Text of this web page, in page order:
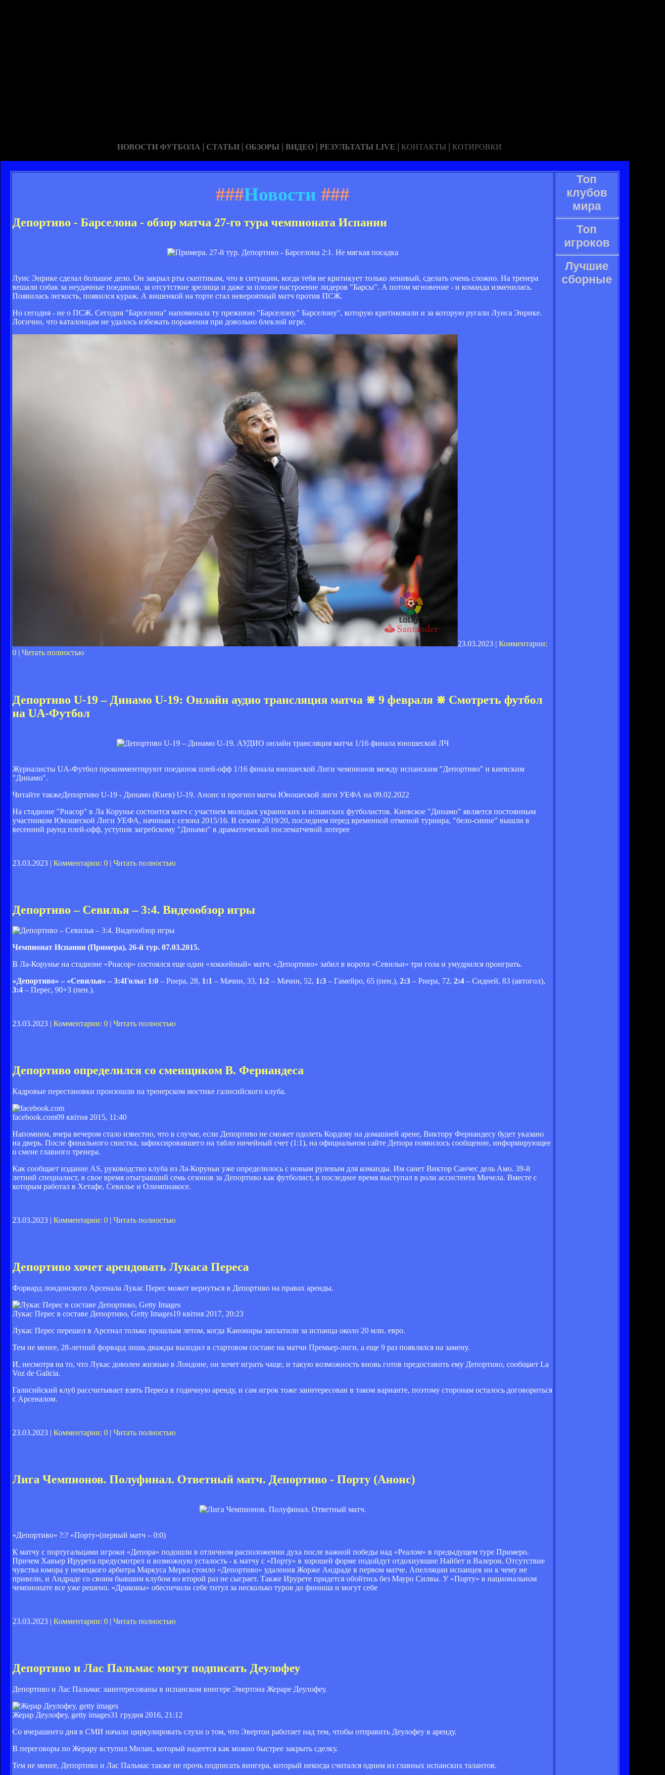
НОВОСТИ ФУТБОЛА | СТАТЬИ | ОБЗОРЫ | ВИДЕО | РЕЗУЛЬТАТЫ LIVE | КОНТАКТЫ | КОТИРОВКИ
###Новости ###
Депортиво - Барселона - обзор матча 27-го тура чемпионата Испании
Луис Энрике сделал большое дело. Он закрыл рты скептикам, что в ситуации, когда тебя не критикует только ленивый, сделать очень сложно. На тренера
вешали собак за неудачные поединки, за отсутствие зрелища и даже за плохое настроение лидеров "Барсы". А потом мгновение - и команда изменилась.
Появилась легкость, появился кураж. А вишенкой на торте стал невероятный матч против ПСЖ.
Но сегодня - не о ПСЖ. Сегодня "Барселона" напоминала ту прежнюю "Барселону." Барселону", которую критиковали и за которую ругали Луиса Энрике.
Логично, что каталонцам не удалось избежать поражения при довольно блеклой игре.
23.03.2023 | Комментарии:
0 | Читать полностью
Депортиво U-19 – Динамо U-19: Онлайн аудио трансляция матча ⋇ 9 февраля ⋇ Смотреть футбол
на UA-Футбол
Журналисты UA-Футбол прокомментируют поединок плей-офф 1/16 финала юношеской Лиги чемпионов между испанским "Депортиво" и киевским
"Динамо".
Читайте такжеДепортиво U-19 - Динамо (Киев) U-19. Анонс и прогноз матча Юношеской лиги УЕФА на 09.02.2022
На стадионе "Риасор" в Ла Корунье состоится матч с участием молодых украинских и испанских футболистов. Киевское "Динамо" является постоянным
участником Юношеской Лиги УЕФА, начиная с сезона 2015/16. В сезоне 2019/20, последнем перед временной отменой турнира, "бело-синие" вышли в
весенний раунд плей-офф, уступив загребскому "Динамо" в драматической послематчевой лотерее
23.03.2023 | Комментарии: 0 | Читать полностью
Депортиво – Севилья – 3:4. Видеообзор игры
Чемпионат Испании (Примера), 26-й тур. 07.03.2015.
В Ла-Корунье на стадионе «Риасор» состоялся еще один «хоккейный» матч. «Депортиво» забил в ворота «Севильи» три гола и умудрился проиграть.
«Депортиво» – «Севилья» – 3:4Голы: 1:0 – Риера, 28, 1:1 – Мачин, 33, 1:2 – Мачин, 52, 1:3 – Гамейро, 65 (пен.), 2:3 – Риера, 72, 2:4 – Сидней, 83 (автогол),
3:4 – Перес, 90+3 (пен.).
23.03.2023 | Комментарии: 0 | Читать полностью
Депортиво определился со сменщиком В. Фернандеса
Кадровые перестановки произошли на тренерском мостике галисийского клуба.
facebook.com09 квітня 2015, 11:40
Напомним, вчера вечером стало известно, что в случае, если Депортиво не сможет одолеть Кордову на домашней арене, Виктору Фернандесу будет указано
на дверь. После финального свистка, зафиксировавшего на табло ничейный счет (1:1), на официальном сайте Депора появилось сообщение, информирующее
о смене главного тренера.
Как сообщает издание AS, руководство клуба из Ла-Коруньи уже определилось с новым рулевым для команды. Им санет Виктор Санчес дель Амо. 39-й
летний специалист, в свое время отыгравший семь сезонов за Депортиво как футболист, в последнее время выступал в роли ассистента Мичела. Вместе с
которым работал в Хетафе, Севилье и Олимпиакосе.
23.03.2023 | Комментарии: 0 | Читать полностью
Депортиво хочет арендовать Лукаса Переса
Форвард лондонского Арсенала Лукас Перес может вернуться в Депортиво на правах аренды.
Лукас Перес в составе Депортиво, Getty Images19 квітня 2017, 20:23
Лукас Перес перешел в Арсенал только прошлым летом, когда Канониры заплатили за испанца около 20 млн. евро.
Тем не менее, 28-летний форвард лишь дважды выходил в стартовом составе на матчи Премьер-лиги, а еще 9 раз появлялся на замену.
И, несмотря на то, что Лукас доволен жизнью в Лондоне, он хочет играть чаще, и такую возможность вновь готов предоставить ему Депортиво, сообщает La
Voz de Galicia.
Галисийский клуб рассчитывает взять Переса в годичную аренду, и сам игрок тоже заинтересован в таком варианте, поэтому сторонам осталось договориться
с Арсеналом.
23.03.2023 | Комментарии: 0 | Читать полностью
Лига Чемпионов. Полуфинал. Ответный матч. Депортиво - Порту (Анонс)
«Депортиво» ?:? «Порту»(первый матч – 0:0)
К матчу с португальцами игроки «Депора» подошли в отличном расположении духа после важной победы над «Реалом» в предыдущем туре Примеро.
Причем Хавьер Ирурета предусмотрел и возможную усталость - к матчу с «Порту» в хорошей форме подойдут отдохнувшие Найбет и Валерон. Отсутствие
чувства юмора у немецкого арбитра Маркуса Мерка стоило «Депортиво» удаления Жорже Андраде в первом матче. Апелляции испанцев ни к чему не
привели, и Андраде со своим бывшим клубом во второй раз не сыграет. Также Ирурете придется обойтись без Мауро Силвы. У «Порту» в национальном
чемпионате все уже решено. «Драконы» обеспечили себе титул за несколько туров до финиша и могут себе
23.03.2023 | Комментарии: 0 | Читать полностью
Депортиво и Лас Пальмас могут подписать Деулофеу
Депортиво и Лас Пальмас заинтересованы в испанском вингере Эвертона Жераре Деулофеу.
Жерар Деулофеу, getty images31 грудня 2016, 21:12
Со вчерашнего дня в СМИ начали циркулировать слухи о том, что Эвертон работает над тем, чтобы отправить Деулофеу в аренду.
В переговоры по Жерару вступил Милан, который надеется как можно быстрее закрыть сделку.
Тем не менее, Депортиво и Лас Пальмас также не прочь подписать вингера, который некогда считался одним из главных испанских талантов.
Топ
клубов
мира
Топ
игроков
Лучшие
сборные